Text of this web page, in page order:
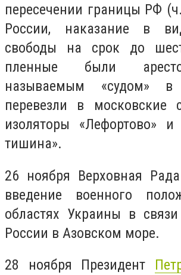
пересечении границы РФ
России, наказание в
свободы на срок до
пленные были
называемым «судом»
перевезли в московские
изоляторы «Лефортово» и
тишина».
26 ноября Верховная
введение военного
областях Украины в
России в Азовском море.
28 ноября Президент